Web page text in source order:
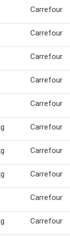
Carrefour
Carrefour
Carrefour
Carrefour
Carrefour
Carrefour
Carrefour
Carrefour
Carrefour
Carrefour